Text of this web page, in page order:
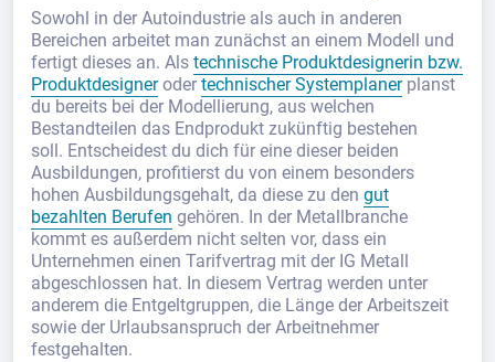
Sowohl in der Autoindustrie als auch in anderen
Bereichen arbeitet man zunächst an einem Modell und
fertigt dieses an. Als technische Produktdesignerin bzw.
Produktdesigneroder technischer Systemplanerplanst
du bereits bei der Modellierung, aus welchen
Bestandteilen das Endprodukt zukünftig bestehen
soll. Entscheidest du dich für eine dieser beiden
Ausbildungen, profitierst du von einem besonders
hohen Ausbildungsgehalt, da diese zu den gut
bezahlten Berufen gehören. In der Metallbranche
kommt es außerdem nicht selten vor, dass ein
Unternehmen einen Tarifvertrag mit der IG Metall
abgeschlossen hat. In diesem Vertrag werden unter
anderem die Entgeltgruppen, die Länge der Arbeitszeit
sowie der Urlaubsanspruch der Arbeitnehmer
festgehalten.